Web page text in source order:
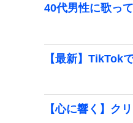
40代男性に歌っ
【最新】TikTok
【心に響く】ク